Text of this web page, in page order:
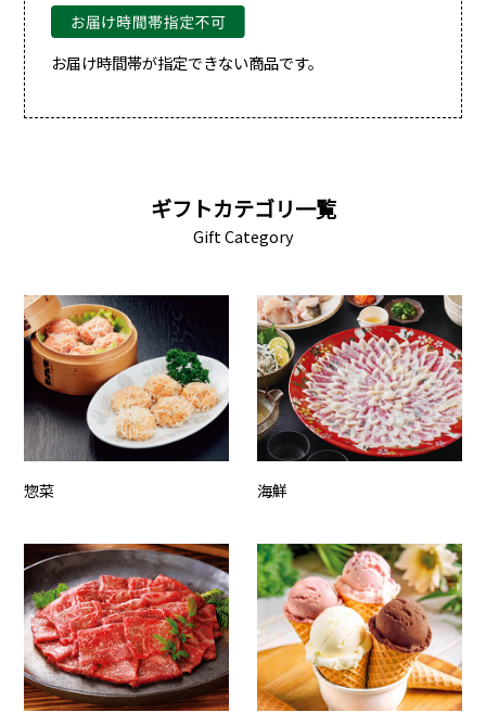
お届け時間帯が指定できない商品です。
ギフトカテゴリ一覧
Gift Category
惣菜 海鮮